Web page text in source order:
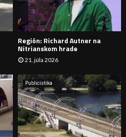
D
A
N
I
Región: Richard Autner na
Nitrianskom hrade
21. júla 2026
Publicistika